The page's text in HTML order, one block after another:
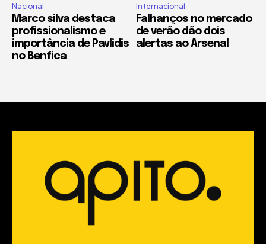
Nacional
Marco silva destaca
profissionalismo e
importância de Pavlidis
no Benfica
Internacional
Falhanços no mercado
de verão dão dois
alertas ao Arsenal